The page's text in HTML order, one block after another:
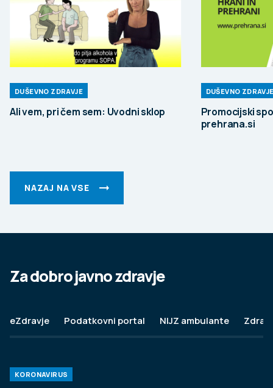
DUŠEVNO ZDRAVJE
Ali vem, pri čem sem: Uvodni sklop
DUŠEVNO
Promocijski
prehrana.si
NAZAJ NA VSE
Za dobro javno zdravje
eZdravje Podatkovni portal NIJZ ambulante
KORONAVIRUS